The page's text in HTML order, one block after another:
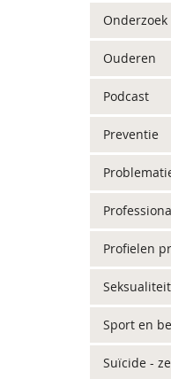
Onderzoek
Ouderen
Podcast
Preventie
Profielen
Seksualiteit
Sport en
Suïcide -